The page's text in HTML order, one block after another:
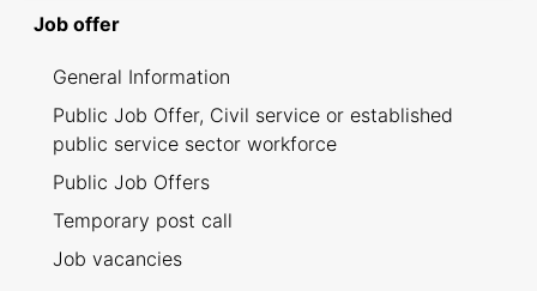
Job offer
General Information
Public Job Offer, Civil service or established
public service sector workforce
Public Job Offers
Temporary post call
Job vacancies